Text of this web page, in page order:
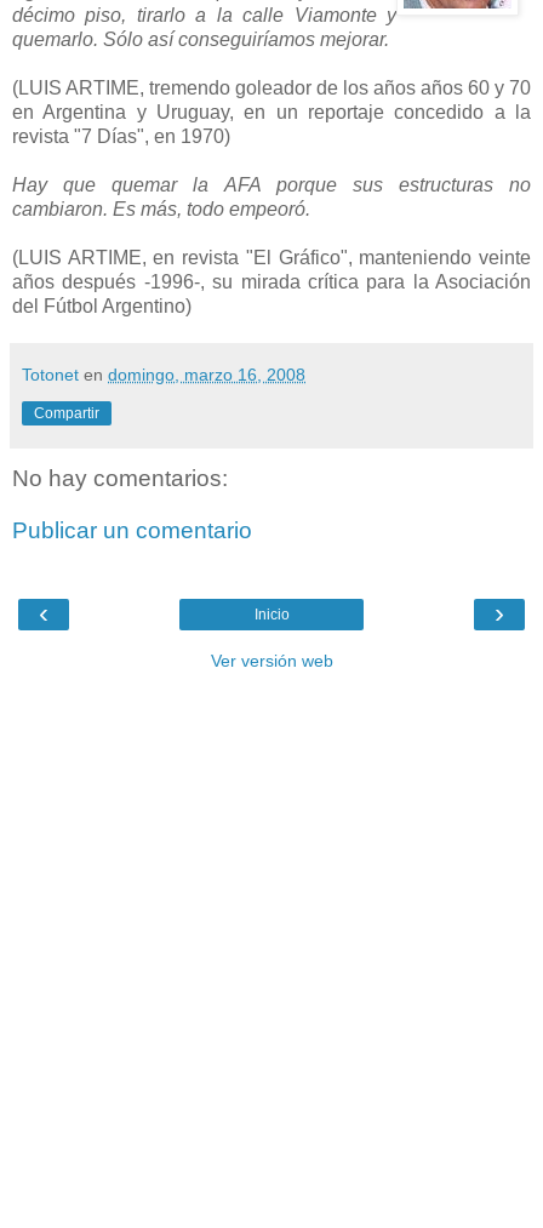
décimo piso, tirarlo a la calle Viamonte y
quemarlo. Sólo así conseguiríamos mejorar.
(LUIS ARTIME, tremendo goleador de los años años 60 y 70
en Argentina y Uruguay, en un reportaje concedido a la
revista "7 Días", en 1970)
Hay que quemar la AFA porque sus estructuras no
cambiaron. Es más, todo empeoró.
(LUIS ARTIME, en revista "El Gráfico", manteniendo veinte
años después -1996-, su mirada crítica para la Asociación
del Fútbol Argentino)
Totonet en domingo, marzo 16, 2008
Compartir
No hay comentarios:
Publicar un comentario
‹ ›
Inicio
Ver versión web